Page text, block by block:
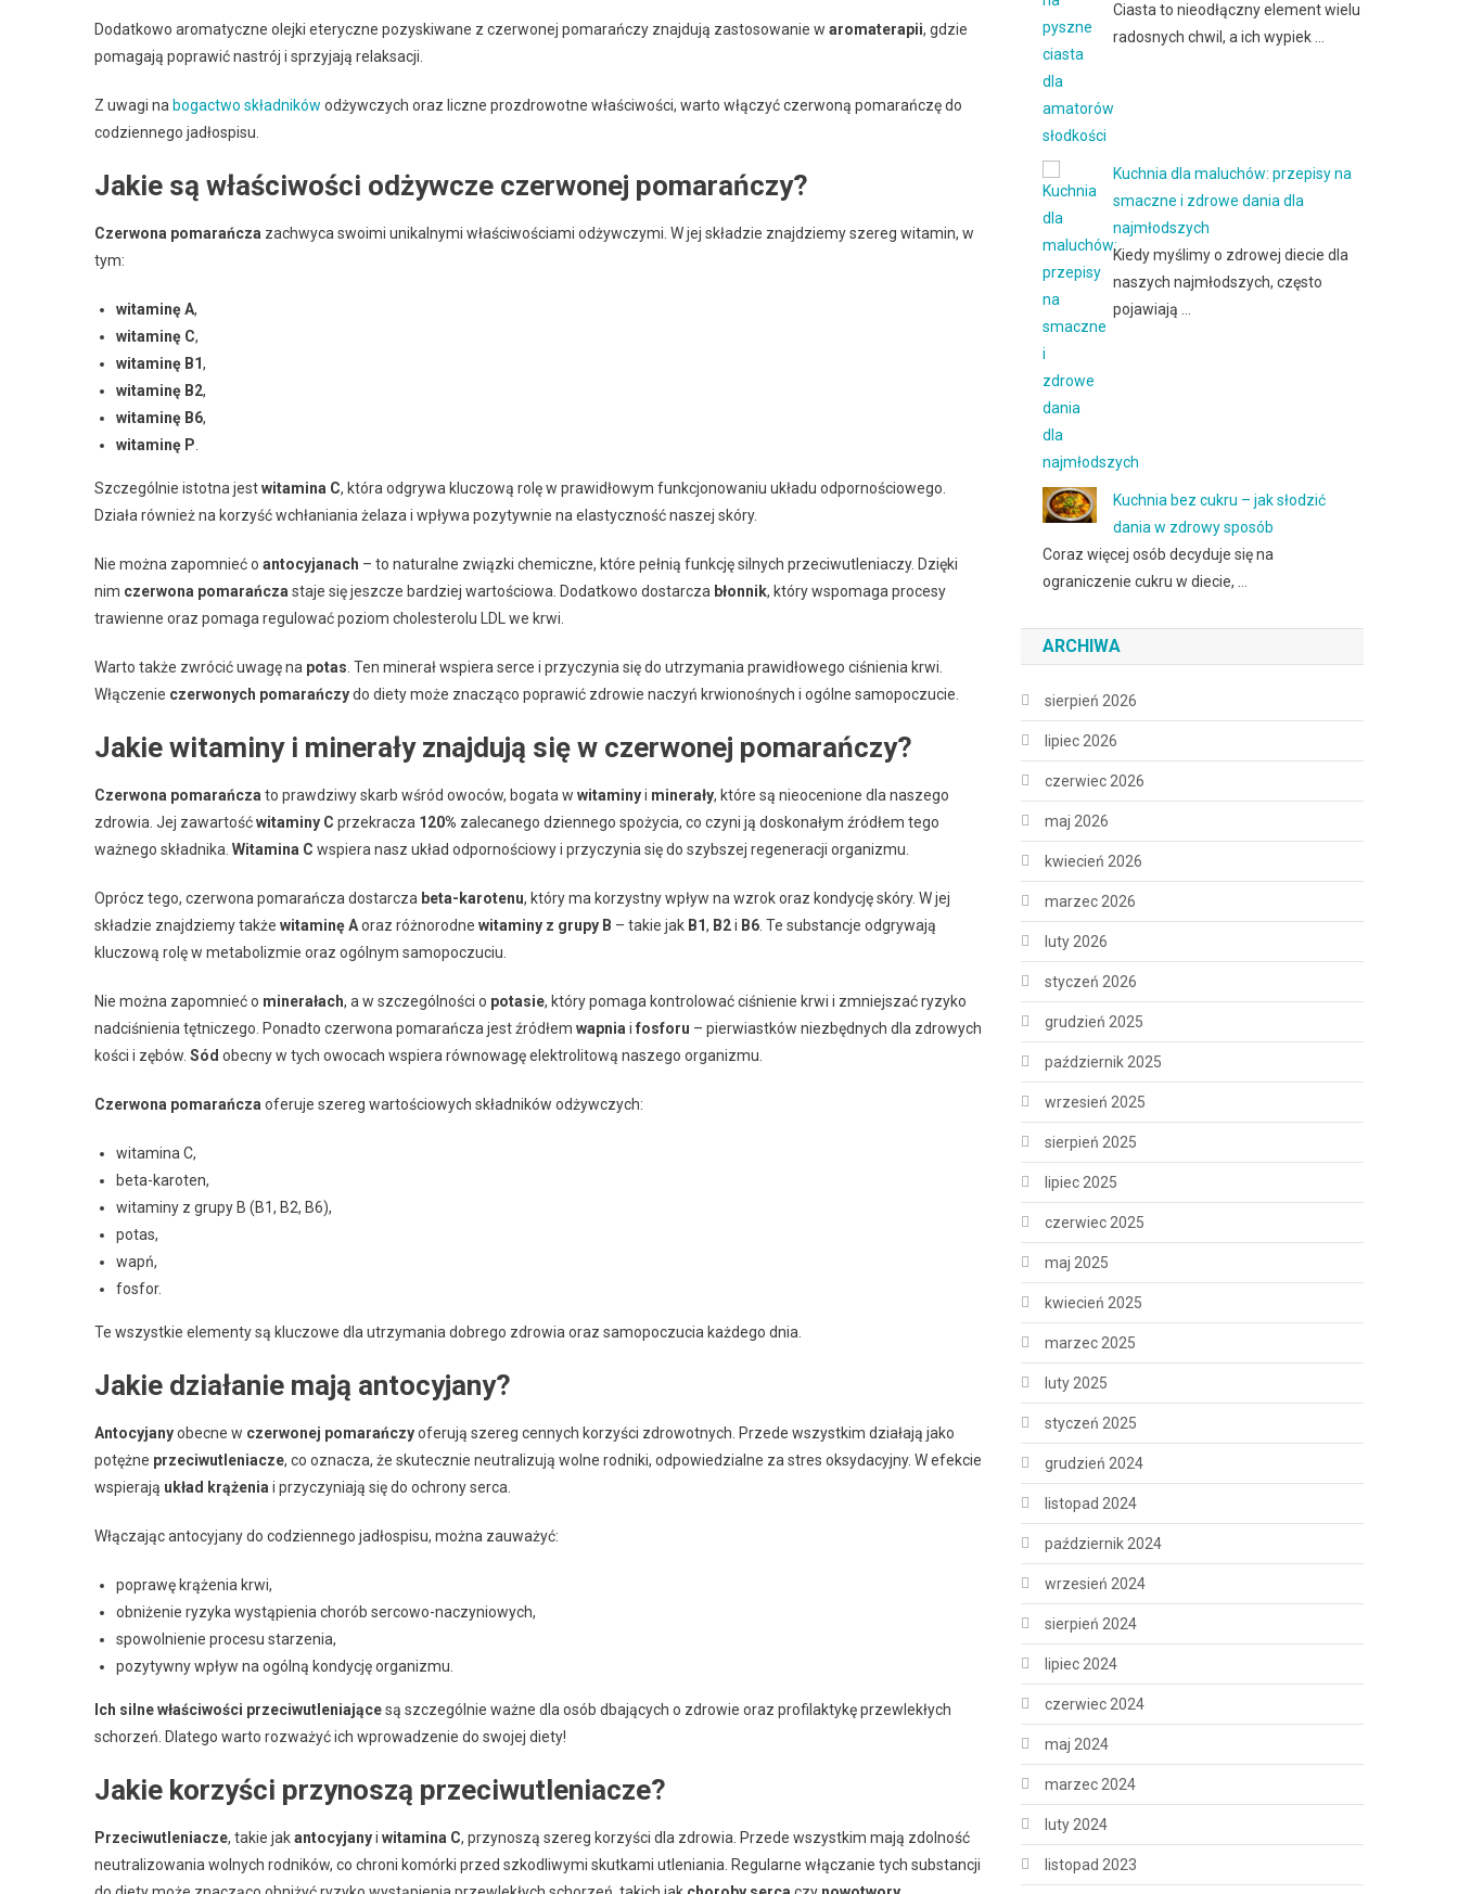
Dodatkowo aromatyczne olejki eteryczne pozyskiwane z czerwonej pomarańczy znajdują zastosowanie w aromaterapii, gdzie
pomagają poprawić nastrój i sprzyjają relaksacji.
Z uwagi na bogactwo składników odżywczych oraz liczne prozdrowotne właściwości, warto włączyć czerwoną pomarańczę do
codziennego jadłospisu.
Jakie są właściwości odżywcze czerwonej pomarańczy?
Czerwona pomarańcza zachwyca swoimi unikalnymi właściwościami odżywczymi. W jej składzie znajdziemy szereg witamin, w
tym:
witaminę A,
witaminę C,
witaminę B1,
witaminę B2,
witaminę B6,
witaminę P
Szczególnie istotna jestwitamina C, która odgrywa kluczową rolę w prawidłowym funkcjonowaniu układu odpornościowego.
Działa również na korzyść wchłaniania żelaza i wpływa pozytywnie na elastyczność naszej skóry.
Nie można zapomnieć o antocyjanach – to naturalne związki chemiczne, które pełnią funkcję silnych przeciwutleniaczy. Dzięki
nim czerwona pomarańcza staje się jeszcze bardziej wartościowa. Dodatkowo dostarcza błonnik, który wspomaga procesy
trawienne oraz pomaga regulować poziom cholesterolu LDL we krwi.
Warto także zwrócić uwagę na potas . Ten minerał wspiera serce i przyczynia się do utrzymania prawidłowego ciśnienia krwi.
Włączenie czerwonych pomarańczydo diety może znacząco poprawić zdrowie naczyń krwionośnych i ogólne samopoczucie.
Jakie witaminy i minerały znajdują się w czerwonej pomarańczy?
Czerwona pomarańcza to prawdziwy skarb wśród owoców, bogata w witaminyi minerały, które są nieocenione dla naszego
zdrowia. Jej zawartośćwitaminy C przekracza 120% zalecanego dziennego spożycia, co czyni ją doskonałym źródłem tego
ważnego składnika. Witamina C wspiera nasz układ odpornościowy i przyczynia się do szybszej regeneracji organizmu.
Oprócz tego, czerwona pomarańcza dostarcza beta-karotenu, który ma korzystny wpływ na wzrok oraz kondycję skóry. W jej
składzie znajdziemy także witaminę Aoraz różnorodne witaminy z grupy B – takie jak B1, B2i B6 . Te substancje odgrywają
kluczową rolę w metabolizmie oraz ogólnym samopoczuciu.
Nie można zapomnieć o minerałach, a w szczególności o potasie, który pomaga kontrolować ciśnienie krwi i zmniejszać ryzyko
nadciśnienia tętniczego. Ponadto czerwona pomarańcza jest źródłem wapnia i fosforu – pierwiastków niezbędnych dla zdrowych
kości i zębów. Sód obecny w tych owocach wspiera równowagę elektrolitową naszego organizmu.
Czerwona pomarańcza oferuje szereg wartościowych składników odżywczych:
witamina C,
beta-karoten,
witaminy z grupy B (B1, B2, B6),
potas,
wapń,
fosfor.
Te wszystkie elementy są kluczowe dla utrzymania dobrego zdrowia oraz samopoczucia każdego dnia.
Jakie działanie mają antocyjany?
Antocyjanyobecne w czerwonej pomarańczyoferują szereg cennych korzyści zdrowotnych. Przede wszystkim działają jako
potężne przeciwutleniacze, co oznacza, że skutecznie neutralizują wolne rodniki, odpowiedzialne za stres oksydacyjny. W efekcie
wspierają układ krążenia i przyczyniają się do ochrony serca.
Włączając antocyjany do codziennego jadłospisu, można zauważyć:
poprawę krążenia krwi,
obniżenie ryzyka wystąpienia chorób sercowo-naczyniowych,
spowolnienie procesu starzenia,
pozytywny wpływ na ogólną kondycję organizmu.
Ich silne właściwości przeciwutleniającesą szczególnie ważne dla osób dbających o zdrowie oraz profilaktykę przewlekłych
schorzeń. Dlatego warto rozważyć ich wprowadzenie do swojej diety!
Jakie korzyści przynoszą przeciwutleniacze?
Przeciwutleniacze, takie jakantocyjanyi witamina C, przynoszą szereg korzyści dla zdrowia. Przede wszystkim mają zdolność
neutralizowania wolnych rodników, co chroni komórki przed szkodliwymi skutkami utleniania. Regularne włączanie tych substancji
Ciasta to nieodłączny element wielu
radosnych chwil, a ich wypiek …
Kuchnia dla maluchów: przepisy na
smaczne i zdrowe dania dla
najmłodszych
Kiedy myślimy o zdrowej diecie dla
naszych najmłodszych, często
pojawiają …
Kuchnia bez cukru – jak słodzić
dania w zdrowy sposób
Coraz więcej osób decyduje się na
ograniczenie cukru w diecie, …
ARCHIWA
sierpień 2026
lipiec 2026
czerwiec 2026
maj 2026
kwiecień 2026
marzec 2026
luty 2026
styczeń 2026
grudzień 2025
październik 2025
wrzesień 2025
sierpień 2025
lipiec 2025
czerwiec 2025
maj 2025
kwiecień 2025
marzec 2025
luty 2025
styczeń 2025
grudzień 2024
listopad 2024
październik 2024
wrzesień 2024
sierpień 2024
lipiec 2024
czerwiec 2024
maj 2024
marzec 2024
luty 2024
listopad 2023